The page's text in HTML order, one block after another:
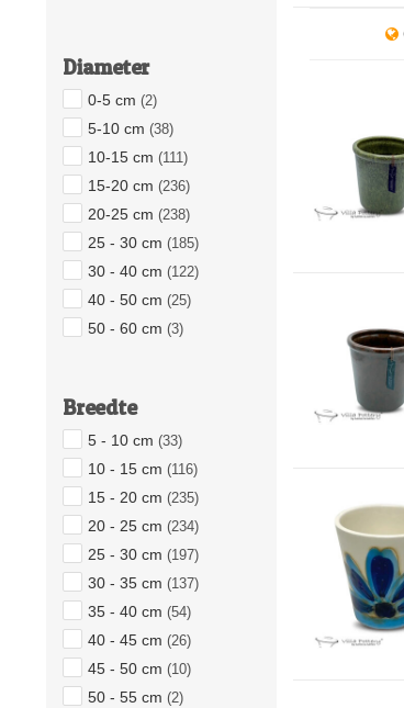
Diameter
0-5 cm (2)
5-10 cm (38)
10-15 cm (111)
15-20 cm (236)
20-25 cm (238)
25 - 30 cm (185)
30 - 40 cm (122)
40 - 50 cm (25)
50 - 60 cm (3)
Breedte
5 - 10 cm (33)
10 - 15 cm (116)
15 - 20 cm (235)
20 - 25 cm (234)
25 - 30 cm (197)
30 - 35 cm (137)
35 - 40 cm (54)
40 - 45 cm (26)
45 - 50 cm (10)
50 - 55 cm (2)